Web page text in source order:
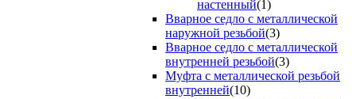
настенный(1)
Вварное седло с металлической
наружной резьбой(3)
Вварное седло с металлической
внутренней резьбой(3)
Муфта с металлической резьбой
внутренней(10)